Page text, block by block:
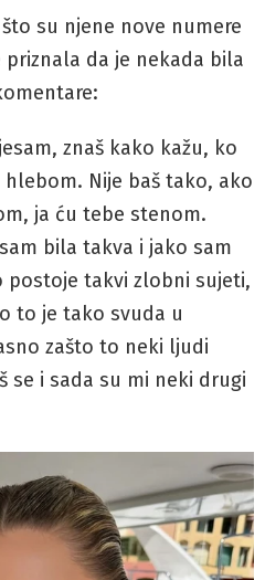
su njene nove numere
priznala da je nekada bila
znaš kako kažu, ko
Nije baš tako, ako
ja ću tebe stenom.
bila takva i jako sam
postoje takvi zlobni sujeti,
to je tako svuda u
zašto to neki ljudi
se i sada su mi neki drugi